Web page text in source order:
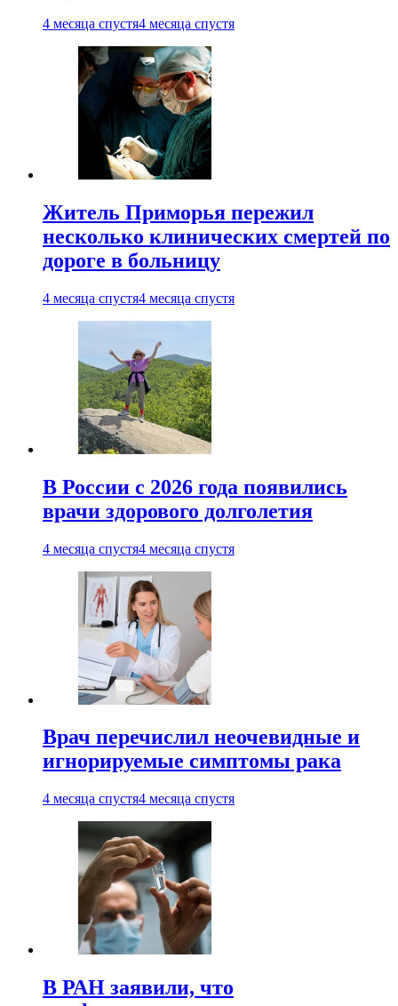
4 месяца спустя4 месяца спустя
Житель Приморья пережил
несколько клинических смертей по
дороге в больницу
4 месяца спустя4 месяца спустя
В России с 2026 года появились
врачи здорового долголетия
4 месяца спустя4 месяца спустя
Врач перечислил неочевидные и
игнорируемые симптомы рака
4 месяца спустя4 месяца спустя
В РАН заявили, что